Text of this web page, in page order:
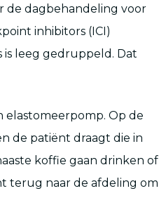
de dagbehandeling voor
inhibitors (ICI)
leeg gedruppeld. Dat
elastomeerpomp. Op de
de patiënt draagt die in
koffie gaan drinken of
terug naar de afdeling om